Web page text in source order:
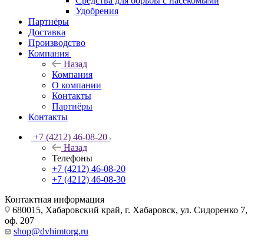
Удобрения
Партнёры
Доставка
Производство
Компания
Назад
Компания
О компании
Контакты
Партнёры
Контакты
+7 (4212) 46-08-20
Назад
Телефоны
+7 (4212) 46-08-20
+7 (4212) 46-08-30
Контактная информация
680015, Хабаровский край, г. Хабаровск, ул. Сидоренко 7,
оф. 207
shop@dvhimtorg.ru